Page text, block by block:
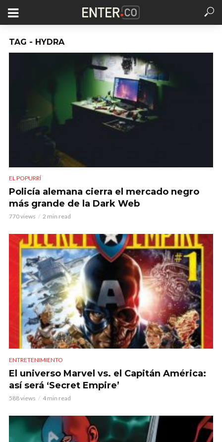
TAG - HYDRA
EL POPURRÍ
Policía alemana cierra el mercado negro
más grande de la Dark Web
770 views 2 min read
ENTRETENIMIENTO
El universo Marvel vs. el Capitán América:
así será ‘Secret Empire’
588 views 4 min read